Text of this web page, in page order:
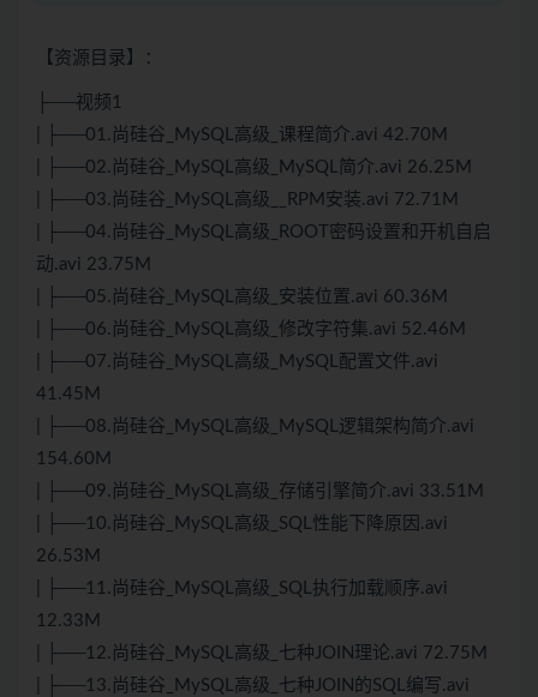
【资源目录】：
├──视频1
| ├──01.尚硅谷_MySQL高级_课程简介.avi 42.70M
| ├──02.尚硅谷_MySQL高级_MySQL简介.avi 26.25M
| ├──03.尚硅谷_MySQL高级__RPM安装.avi 72.71M
| ├──04.尚硅谷_MySQL高级_ROOT密码设置和开机自启
动.avi 23.75M
| ├──05.尚硅谷_MySQL高级_安装位置.avi 60.36M
| ├──06.尚硅谷_MySQL高级_修改字符集.avi 52.46M
| ├──07.尚硅谷_MySQL高级_MySQL配置文件.avi
41.45M
| ├──08.尚硅谷_MySQL高级_MySQL逻辑架构简介.avi
154.60M
| ├──09.尚硅谷_MySQL高级_存储引擎简介.avi 33.51M
| ├──10.尚硅谷_MySQL高级_SQL性能下降原因.avi
26.53M
| ├──11.尚硅谷_MySQL高级_SQL执行加载顺序.avi
12.33M
| ├──12.尚硅谷_MySQL高级_七种JOIN理论.avi 72.75M
| ├──13.尚硅谷_MySQL高级_七种JOIN的SQL编写.avi